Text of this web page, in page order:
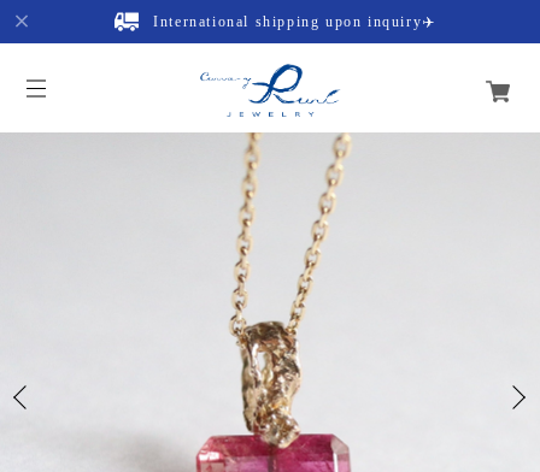
International shipping upon inquiry✈️